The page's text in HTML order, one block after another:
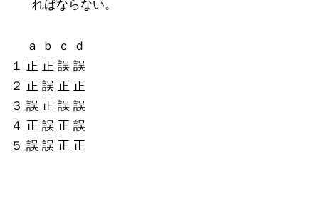
ればならない。
ａ ｂ ｃ ｄ
１ 正 正 誤 誤
２ 正 誤 正 正
３ 誤 正 誤 誤
４ 正 誤 正 誤
５ 誤 誤 正 正